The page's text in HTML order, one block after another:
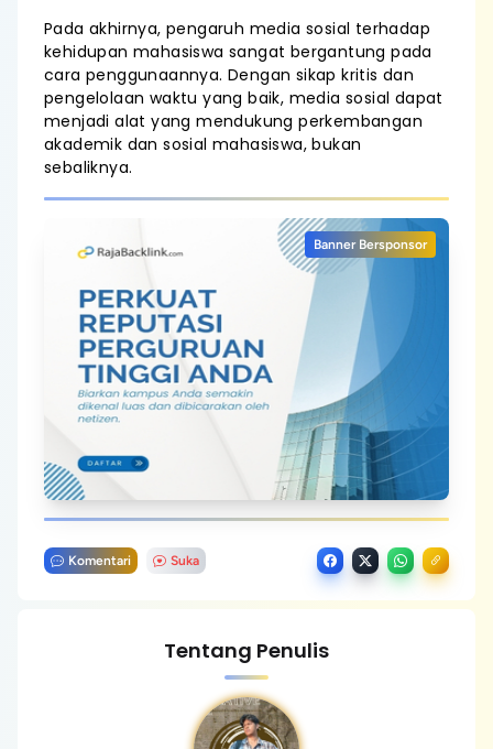
Pada akhirnya, pengaruh media sosial terhadap
kehidupan mahasiswa sangat bergantung pada
cara penggunaannya. Dengan sikap kritis dan
pengelolaan waktu yang baik, media sosial dapat
menjadi alat yang mendukung perkembangan
akademik dan sosial mahasiswa, bukan
sebaliknya.
Banner Bersponsor
Komentari Suka
Tentang Penulis